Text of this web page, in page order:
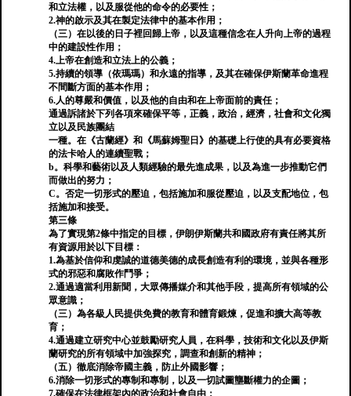
和立法權，以及服從他的命令的必要性；
2.神的啟示及其在製定法律中的基本作用；
（三）在以後的日子裡回歸上帝，以及這種信念在人升向上帝的過程
中的建設性作用；
4.上帝在創造和立法上的公義；
5.持續的領導（依瑪瑪）和永遠的指導，及其在確保伊斯蘭革命進程
不間斷方面的基本作用；
6.人的尊嚴和價值，以及他的自由和在上帝面前的責任；
通過訴諸於下列各項來確保平等，正義，政治，經濟，社會和文化獨
立以及民族團結
一種。在《古蘭經》和《馬蘇姆聖日》的基礎上行使的具有必要資格
的法卡哈人的連續聖戰；
b。科學和藝術以及人類經驗的最先進成果，以及為進一步推動它們
而做出的努力；
C。否定一切形式的壓迫，包括施加和服從壓迫，以及支配地位，包
括施加和接受。
第三條
為了實現第2條中指定的目標，伊朗伊斯蘭共和國政府有責任將其所
有資源用於以下目標：
1.為基於信仰和虔誠的道德美德的成長創造有利的環境，並與各種形
式的邪惡和腐敗作鬥爭；
2.通過適當利用新聞，大眾傳播媒介和其他手段，提高所有領域的公
眾意識；
（三）為各級人民提供免費的教育和體育鍛煉，促進和擴大高等教
育；
4.通過建立研究中心並鼓勵研究人員，在科學，技術和文化以及伊斯
蘭研究的所有領域中加強探究，調查和創新的精神；
（五）徹底消除帝國主義，防止外國影響；
6.消除一切形式的專制和專制，以及一切試圖壟斷權力的企圖；
7.確保在法律框架內的政治和社會自由；